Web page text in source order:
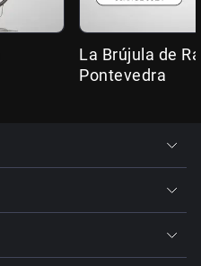
La Brújula de
Pontevedra